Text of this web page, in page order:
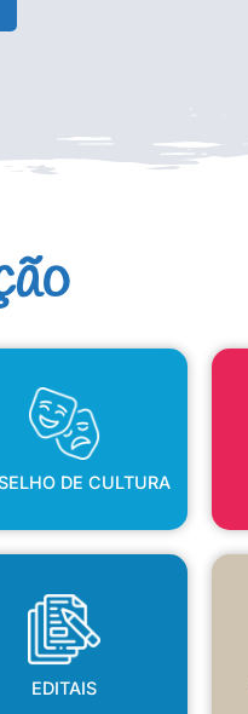
DE CULTURA
DE CULTURA
EDITAIS
EDITAIS